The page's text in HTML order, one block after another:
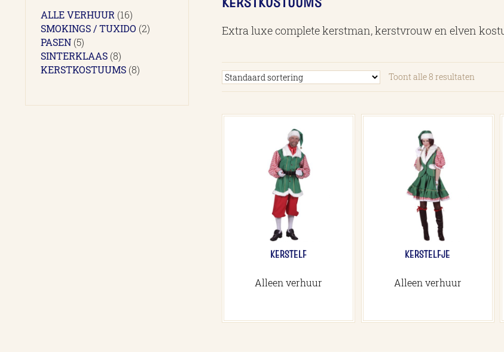
Extra luxe complete kerstman, kerstvrouw en elven
Toont alle 8 resultaten
KERSTELF
Alleen verhuur
KERSTELFJE
Alleen verhuur
ALLE VERHUUR 1616
producten
SMOKINGS / TUXIDO 22
PASEN 55
producten
SINTERKLAAS 88
producten
KERSTKOSTUUMS 88